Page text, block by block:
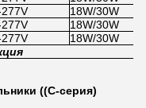
18W/30W
18W/30W
18W/30W
((C-серия)